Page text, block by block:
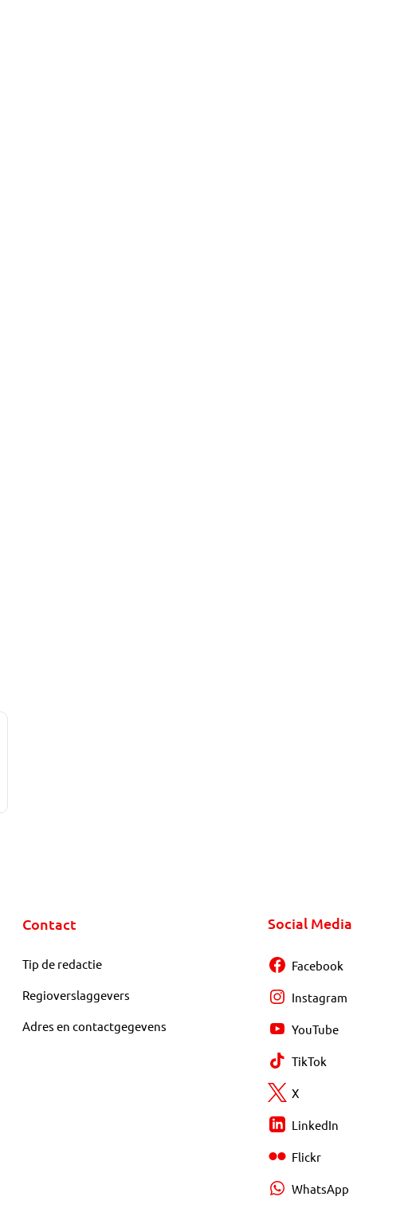
Contact
Tip de redactie
Regioverslaggevers
Adres en contactgegevens
Social Media
Facebook
Instagram
YouTube
TikTok
X
LinkedIn
Flickr
WhatsApp